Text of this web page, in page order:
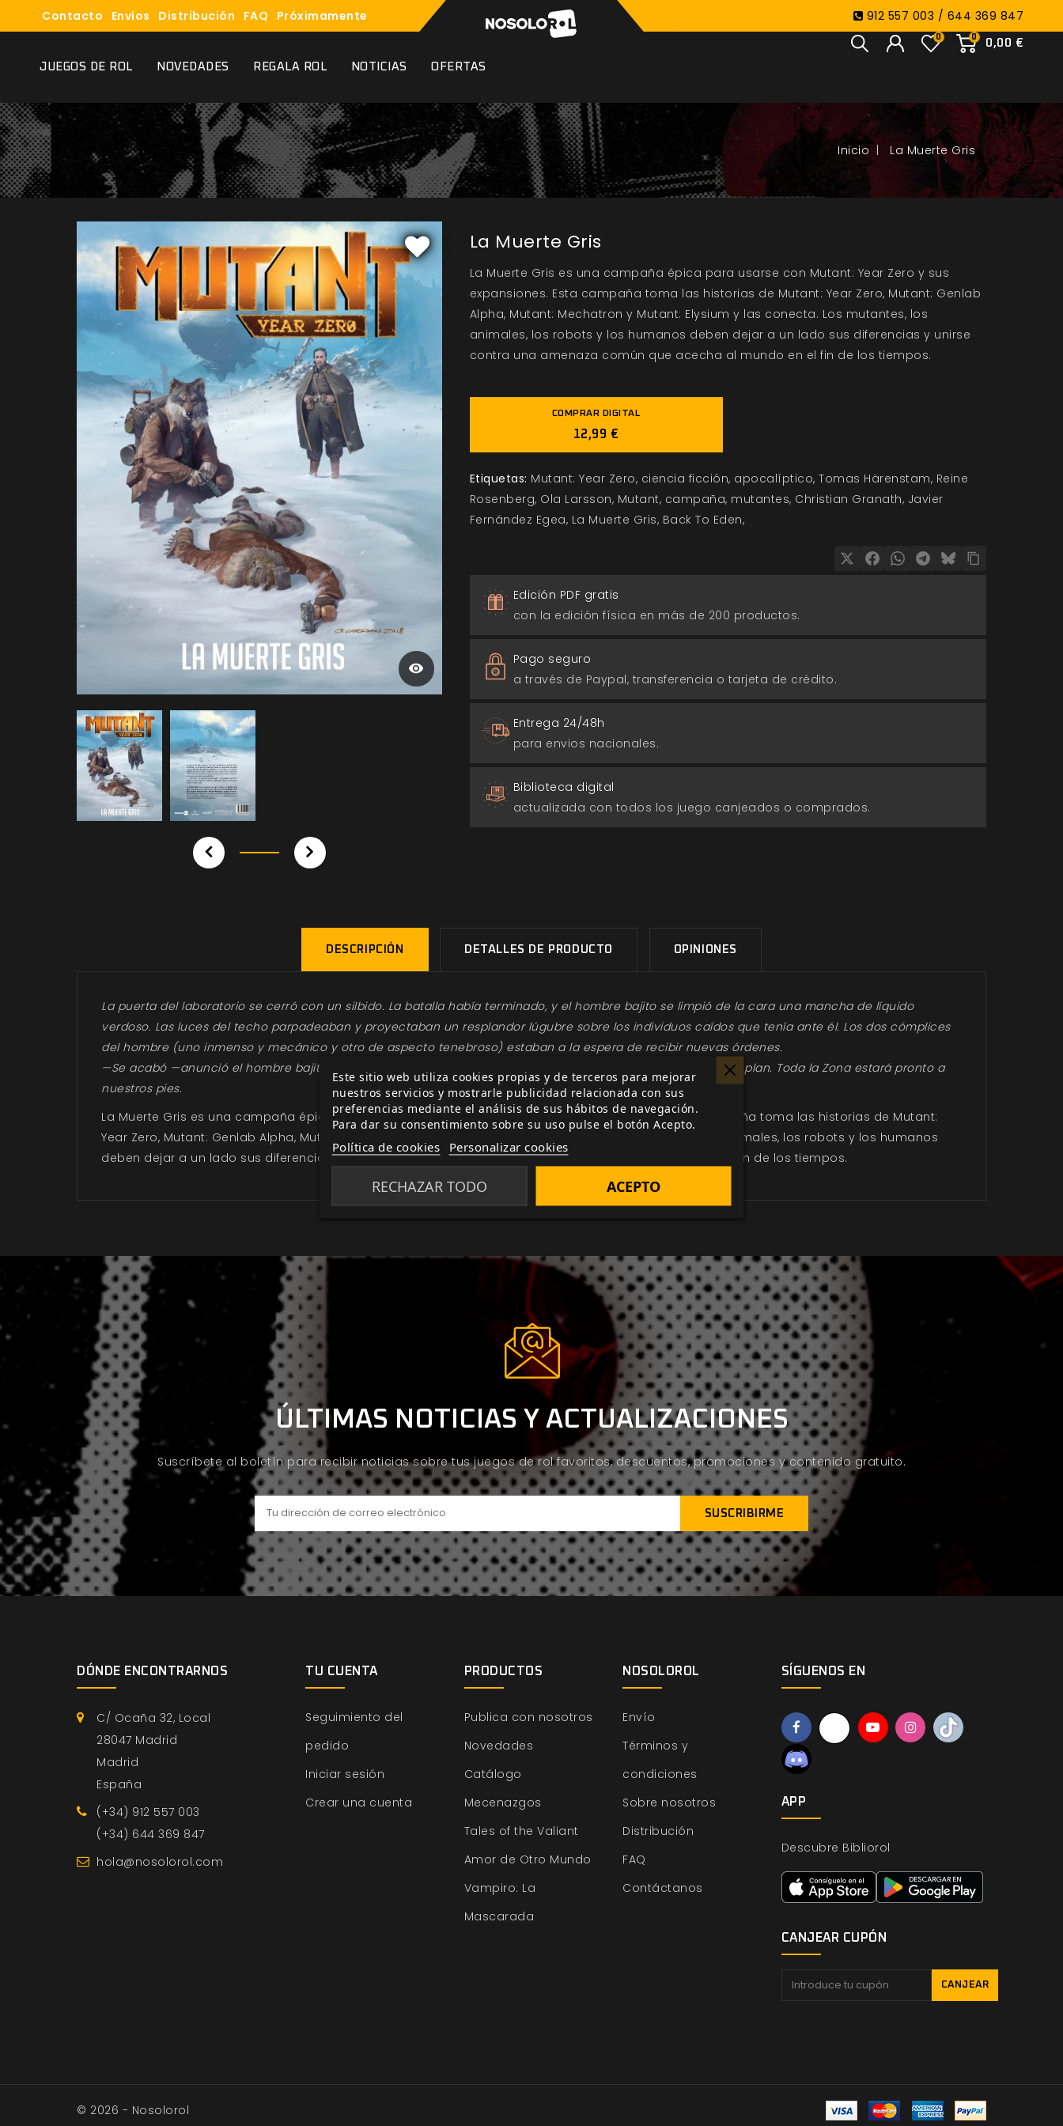
Contacto Envíos Distribución FAQ Próximamente 912 557 003 / 644 369 847
0
0,00 €
0
JUEGOS DE ROL NOVEDADES REGALA ROL NOTICIAS OFERTAS
La Muerte Gris
La Muerte Gris
La Muerte Gris es una campaña épica para usarse con Mutant: Year Zero y sus
expansiones. Esta campaña toma las historias de Mutant: Year Zero, Mutant: Genlab
Alpha, Mutant: Mechatron y Mutant: Elysium y las conecta. Los mutantes, los
animales, los robots y los humanos deben dejar a un lado sus diferencias y unirse
contra una amenaza común que acecha al mundo en el fin de los tiempos.
COMPRAR DIGITAL
12,99 €
Etiquetas: Mutant: Year Zero ciencia ficción apocalíptico Tomas Härenstam Reine
Rosenberg Ola Larsson Mutant campaña mutantes Christian Granath Javier
Fernández Egea La Muerte Gris Back To Eden
Edición PDF gratis
con la edición física en más de 200 productos.
Pago seguro
a través de Paypal, transferencia o tarjeta de crédito.
Entrega 24/48h
para envios nacionales.
Biblioteca digital
actualizada con todos los juego canjeados o comprados.
DESCRIPCIÓN DETALLES DE PRODUCTO OPINIONES
La puerta del laboratorio se cerró con un silbido. La batalla había terminado, y el hombre bajito se limpió de la cara una mancha de líquido
verdoso. Las luces del techo parpadeaban y proyectaban un resplandor lúgubre sobre los individuos caídos que tenía ante él. Los dos cómplices
del hombre (uno inmenso y mecánico y otro de aspecto tenebroso) estaban a la espera de recibir nuevas órdenes.
—Se acabó —anunció el hombre bajito—. No podemos perder el tiempo, es hora de poner en marcha nuestro plan. Toda la Zona estará pronto a
nuestros pies.
La Muerte Gris es una campaña épica para usarse con Mutant: Year Zero y sus expansiones. Esta campaña toma las historias de Mutant:
Year Zero, Mutant: Genlab Alpha, Mutant: Mechatron y Mutant: Elysium y las conecta. Los mutantes, los animales, los robots y los humanos
deben dejar a un lado sus diferencias y unirse contra una amenaza común que acecha al mundo en el fin de los tiempos.
ÚLTIMAS NOTICIAS Y ACTUALIZACIONES
Suscríbete al boletín para recibir noticias sobre tus juegos de rol favoritos, descuentos, promociones y contenido gratuito.
DÓNDE ENCONTRARNOS
C/ Ocaña 32, Local
28047 Madrid
Madrid
España
(+34) 912 557 003
(+34) 644 369 847
hola@nosolorol.com
TU CUENTA
Seguimiento del
pedido
Iniciar sesión
Crear una cuenta
PRODUCTOS
Publica con nosotros
Novedades
Catálogo
Mecenazgos
Tales of the Valiant
Amor de Otro Mundo
Vampiro: La
Mascarada
NOSOLOROL
Envío
Términos y
condiciones
Sobre nosotros
Distribución
FAQ
Contáctanos
SÍGUENOS EN
Este sitio web utiliza cookies propias y de terceros para mejorar
nuestros servicios y mostrarle publicidad relacionada con sus
preferencias mediante el análisis de sus hábitos de navegación.
Para dar su consentimiento sobre su uso pulse el botón Acepto.
Política de cookies Personalizar cookies
RECHAZAR TODO ACEPTO
APP
Descubre Bibliorol
CANJEAR CUPÓN
CANJEAR
© 2026 - Nosolorol